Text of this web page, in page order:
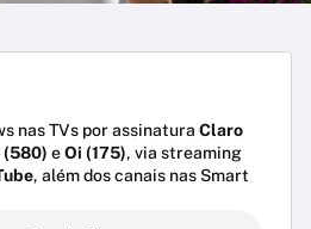
nas TVs por assinatura Claro
(580) eOi (175), via streaming
, além dos canais nas Smart